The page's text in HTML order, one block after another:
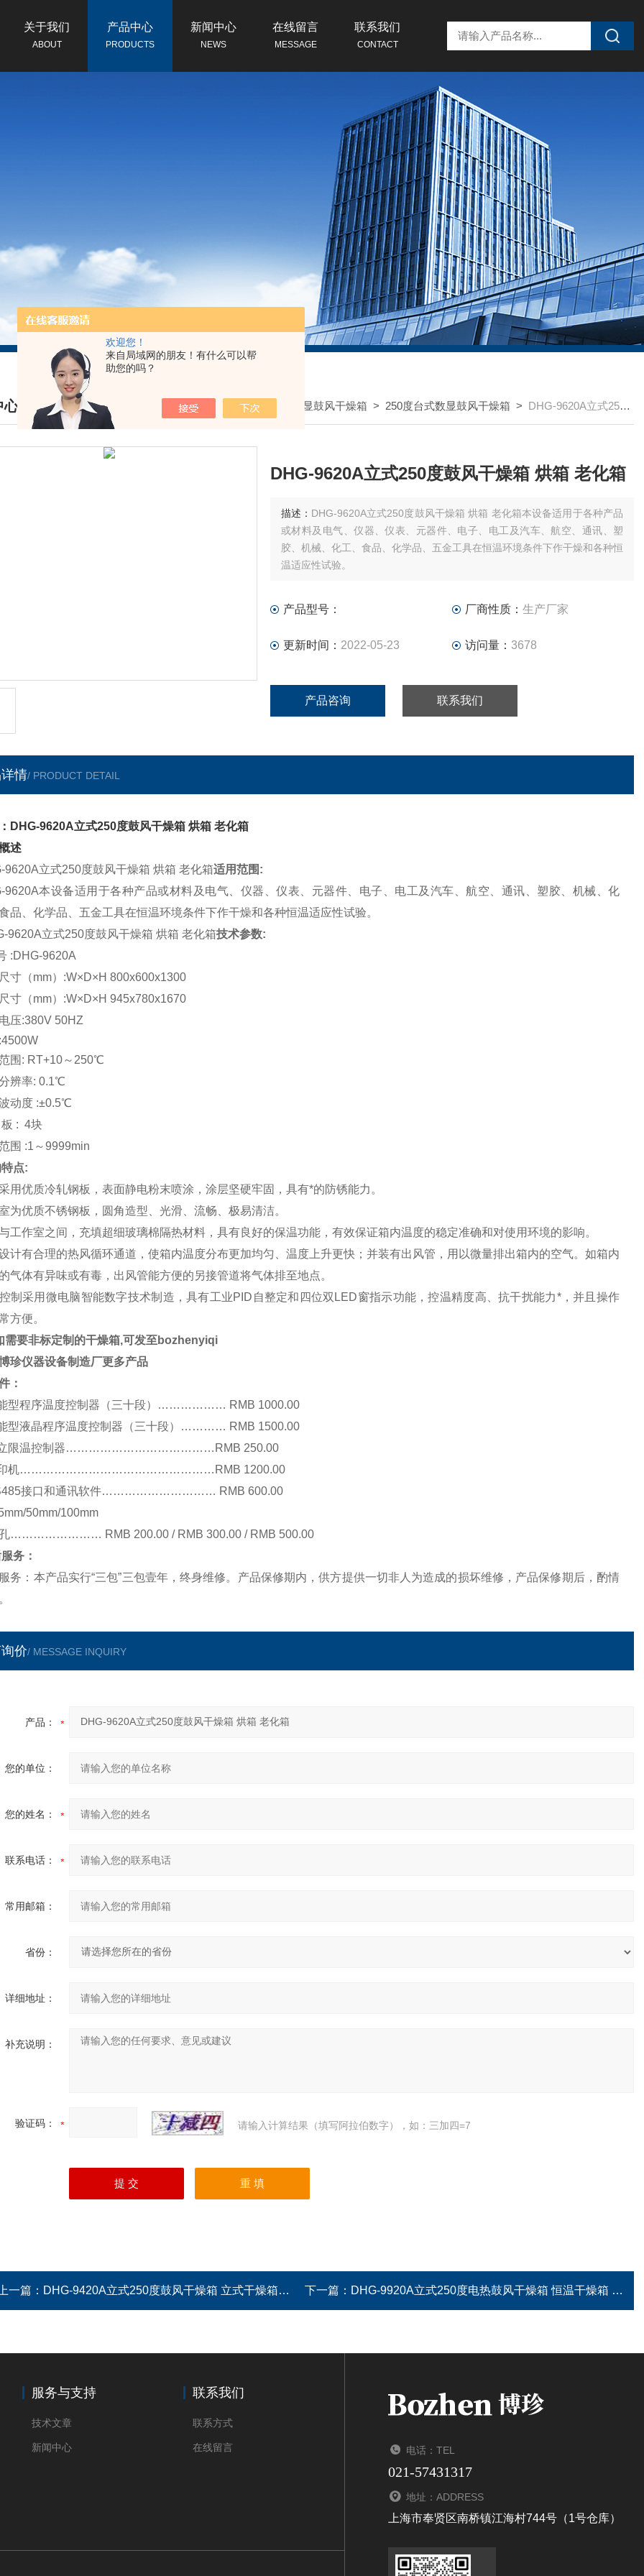
欢迎您！
来自局域网的朋友！有什么可以帮
助您的吗？
关于我们
ABOUT
产品中心
PRODUCTS
新闻中心
NEWS
在线留言
MESSAGE
联系我们
CONTACT
心
CENTER
首页> 产品中心> DHG数显鼓风干燥箱 > 250度台式数显鼓风干燥箱 > DHG-9620A立式250度鼓风干燥箱 烘箱 老化箱
DHG-9620A立式250度鼓风干燥箱 烘箱 老化箱
描述： DHG-9620A立式250度鼓风干燥箱 烘箱 老化箱本设备适用于各种产品
或材料及电气、仪器、仪表、元器件、电子、电工及汽车、航空、通讯、塑
胶、机械、化工、食品、化学品、五金工具在恒温环境条件下作干燥和各种恒
温适应性试验。
产品型号： 厂商性质： 生产厂家
更新时间： 2022-05-23 访问量： 3678
产品咨询 联系我们
情/ PRODUCT DETAIL
DHG-9620A立式250度鼓风干燥箱 烘箱 老化箱
述
9620A立式250度鼓风干燥箱 烘箱 老化箱适用范围:
9620A本设备适用于各种产品或材料及电气、仪器、仪表、元器件、电子、电工及汽车、航空、通讯、塑胶、机械、化
品、化学品、五金工具在恒温环境条件下作干燥和各种恒温适应性试验。
9620A立式250度鼓风干燥箱 烘箱 老化箱技术参数:
:DHG-9620A
寸（mm）:W×D×H 800x600x1300
寸（mm）:W×D×H 945x780x1670
压:380V 50HZ
率:4500W
范围: RT+10～250℃
辨率: 0.1℃
动度 :±0.5℃
: 4块
围 :1～9999min
点:
用优质冷轧钢板，表面静电粉末喷涂，涂层坚硬牢固，具有*的防锈能力。
为优质不锈钢板，圆角造型、光滑、流畅、极易清洁。
工作室之间，充填超细玻璃棉隔热材料，具有良好的保温功能，有效保证箱内温度的稳定准确和对使用环境的影响。
计有合理的热风循环通道，使箱内温度分布更加均匀、温度上升更快；并装有出风管，用以微量排出箱内的空气。如箱内
气体有异味或有毒，出风管能方便的另接管道将气体排至地点。
制采用微电脑智能数字技术制造，具有工业PID自整定和四位双LED窗指示功能，控温精度高、抗干扰能力*，并且操作
方便。
需要非标定制的干燥箱,可发至bozhenyiqi
珍仪器设备制造厂更多产品
：
型程序温度控制器（三十段）……………… RMB 1000.00
型液晶程序温度控制器（三十段）………… RMB 1500.00
立限温控制器…………………………………RMB 250.00
印机……………………………………………RMB 1200.00
接口和通讯软件………………………… RMB 600.00
50mm/100mm
…………………… RMB 200.00 / RMB 300.00 / RMB 500.00
务：
务：本产品实行“三包”三包壹年，终身维修。产品保修期内，供方提供一切非人为造成的损坏维修，产品保修期后，酌情
价/ MESSAGE INQUIRY
产品：
您的单位：
您的姓名：
联系电话：
常用邮箱：
省份：
详细地址：
补充说明：
验证码： 请输入计算结果（填写阿拉伯数字），如：三加四=7
一篇： DHG-9420A立式250度鼓风干燥箱 立式干燥箱 烘干箱 下一篇： DHG-9920A立式250度电热鼓风干燥箱 恒温干燥箱 干燥箱报价
服务与支持
技术文章
新闻中心
联系我们
联系方式
在线留言 电话：TEL
021-57431317
地址：ADDRESS
上海市奉贤区南桥镇江海村744号（1号仓库）